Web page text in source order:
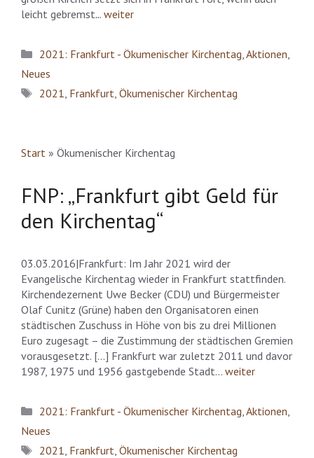
leicht gebremst... weiter
Kategorien
2021: Frankfurt - Ökumenischer Kirchentag,Aktionen,
Neues
Schlagwörter
2021, Frankfurt, Ökumenischer Kirchentag
Start » Ökumenischer Kirchentag
FNP: „Frankfurt gibt Geld für
den Kirchentag“
03.03.2016|Frankfurt: Im Jahr 2021 wird der
Evangelische Kirchentag wieder in Frankfurt stattfinden.
Kirchendezernent Uwe Becker (CDU) und Bürgermeister
Olaf Cunitz (Grüne) haben den Organisatoren einen
städtischen Zuschuss in Höhe von bis zu drei Millionen
Euro zugesagt – die Zustimmung der städtischen Gremien
vorausgesetzt. […] Frankfurt war zuletzt 2011 und davor
1987, 1975 und 1956 gastgebende Stadt... weiter
Kategorien
2021: Frankfurt - Ökumenischer Kirchentag,Aktionen,
Neues
Schlagwörter
2021, Frankfurt, Ökumenischer Kirchentag